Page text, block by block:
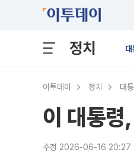
정치
이투데이 정치 대
이 대통
수정 2026-06-16 20:27